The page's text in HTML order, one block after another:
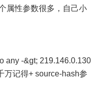
属性参数很多，自己小
any -&gt; 219.146.0.130
万记得+ source-hash参